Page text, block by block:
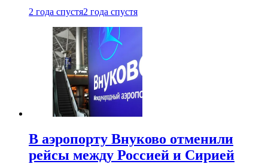
2 года спустя2 года спустя
В аэропорту Внуково отменили
рейсы между Россией и Сирией